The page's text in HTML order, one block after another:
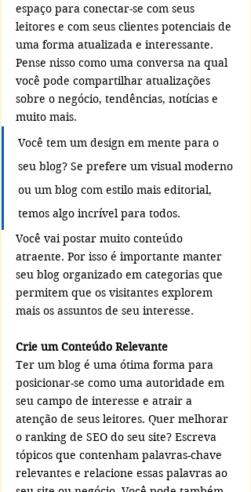
espaço para conectar-se com seus
leitores e com seus clientes potenciais de
uma forma atualizada e interessante.
Pense nisso como uma conversa na qual
você pode compartilhar atualizações
sobre o negócio, tendências, notícias e
muito mais.
Você tem um design em mente para o
seu blog? Se prefere um visual moderno
ou um blog com estilo mais editorial,
temos algo incrível para todos.
Você vai postar muito conteúdo
atraente. Por isso é importante manter
seu blog organizado em categorias que
permitem que os visitantes explorem
mais os assuntos de seu interesse.
Crie um Conteúdo Relevante
Ter um blog é uma ótima forma para
posicionar-se como uma autoridade em
seu campo de interesse e atrair a
atenção de seus leitores. Quer melhorar
o ranking de SEO do seu site? Escreva
tópicos que contenham palavras-chave
relevantes e relacione essas palavras ao